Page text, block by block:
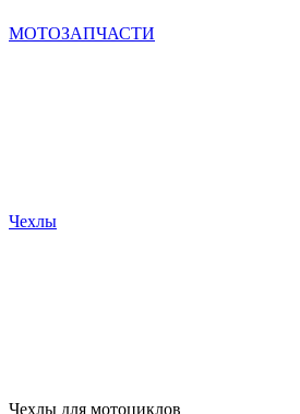
МОТОЗАПЧАСТИ
Чехлы
Чехлы для мотоциклов